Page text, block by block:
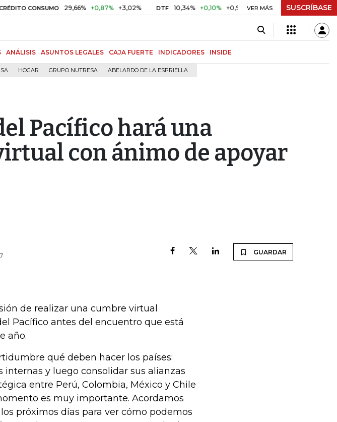
CONSUMO 29,66% +0,87% +3,02% DTF 10,34% +0,10% +0,98% UVR $ 416,96 +$ 0,05 +0,01%
VER MÁS SUSCRÍBASE
ANÁLISIS ASUNTOS LEGALES CAJA FUERTE INDICADORES INSIDE
HOGAR GRUPO NUTRESA ABELARDO DE LA ESPRIELLA
Pacífico hará una
con ánimo de apoyar
GUARDAR
de realizar una cumbre virtual
Pacífico antes del encuentro que está
año.
qué deben hacer los países:
internas y luego consolidar sus alianzas
entre Perú, Colombia, México y Chile
es muy importante. Acordamos
próximos días para ver cómo podemos